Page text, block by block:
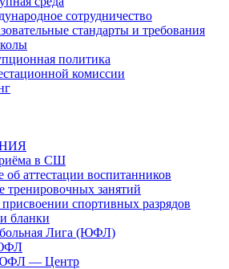
сотрудничество
стандарты и требования
политика
комиссии
в СШ
аттестации воспитанников
тренировочных занятий
спортивных разрядов
бланки
Лига (ЮФЛ)
— Центр